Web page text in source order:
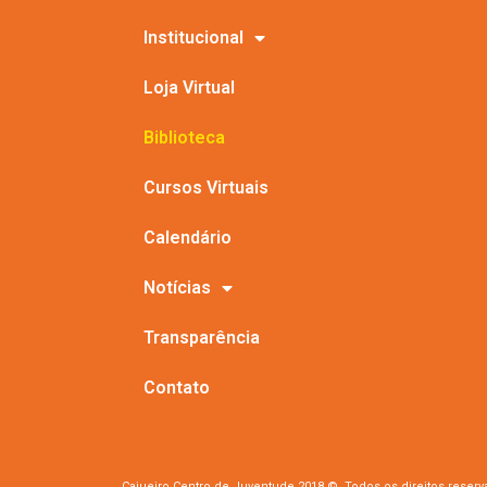
Institucional
Loja Virtual
Biblioteca
Cursos Virtuais
Calendário
Notícias
Transparência
Contato